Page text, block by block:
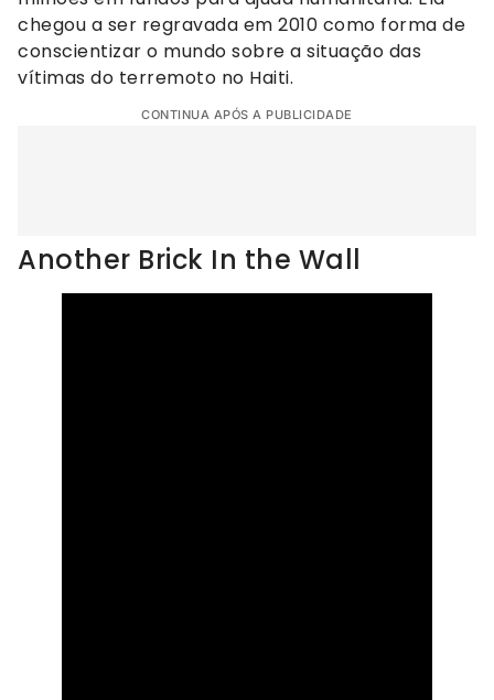
chegou a ser regravada em 2010 como forma de
conscientizar o mundo sobre a situação das
vítimas do terremoto no Haiti.
CONTINUA APÓS A PUBLICIDADE
Another Brick In the Wall